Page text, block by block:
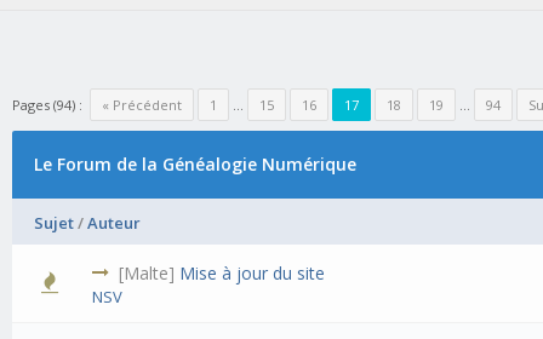
Pages (94) : « Précédent 1 … 15 16 17 18 19 … 94
Le Forum de la Généalogie Numérique
Sujet/Auteur
[Malte] Mise à jour du site
NSV